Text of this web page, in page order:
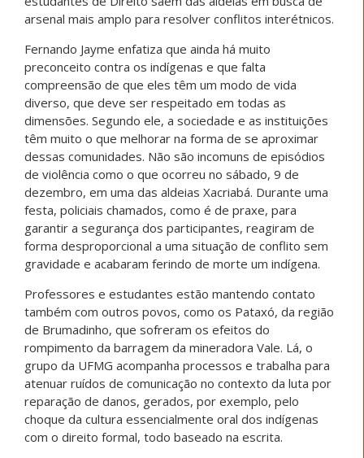
arsenal mais amplo para resolver conflitos interétnicos.
Fernando Jayme enfatiza que ainda há muito
preconceito contra os indígenas e que falta
compreensão de que eles têm um modo de vida
diverso, que deve ser respeitado em todas as
dimensões. Segundo ele, a sociedade e as instituições
têm muito o que melhorar na forma de se aproximar
dessas comunidades. Não são incomuns de episódios
de violência como o que ocorreu no sábado, 9 de
dezembro, em uma das aldeias Xacriabá. Durante uma
festa, policiais chamados, como é de praxe, para
garantir a segurança dos participantes, reagiram de
forma desproporcional a uma situação de conflito sem
gravidade e acabaram ferindo de morte um indígena.
Professores e estudantes estão mantendo contato
também com outros povos, como os Pataxó, da região
de Brumadinho, que sofreram os efeitos do
rompimento da barragem da mineradora Vale. Lá, o
grupo da UFMG acompanha processos e trabalha para
atenuar ruídos de comunicação no contexto da luta por
reparação de danos, gerados, por exemplo, pelo
choque da cultura essencialmente oral dos indígenas
com o direito formal, todo baseado na escrita.